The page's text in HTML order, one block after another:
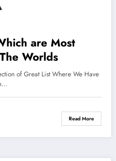
are Most
Worlds
of Great List Where We Have
Read More